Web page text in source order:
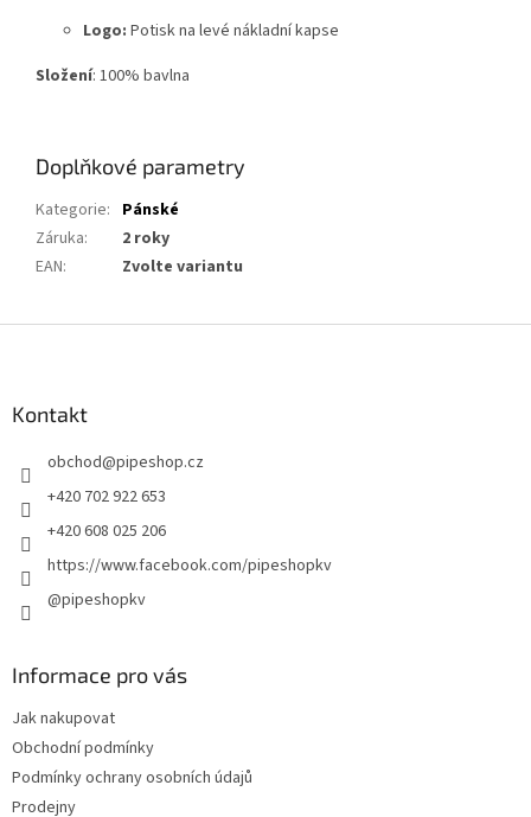
Logo: Potisk na levé nákladní kapse
Složení: 100% bavlna
Doplňkové parametry
Kategorie: Pánské
Záruka:
2 roky
EAN: Zvolte variantu
Kontakt
obchod@pipeshop.cz
+420 702 922 653
+420 608 025 206
https://www.facebook.com/pipeshopkv
@pipeshopkv
Informace pro vás
Jak nakupovat
Obchodní podmínky
Podmínky ochrany osobních údajů
Prodejny